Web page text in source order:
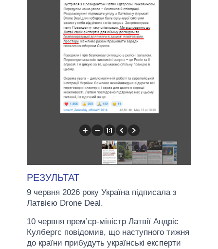
РЕЗУЛЬТАТ
9 червня 2026 року Україна підписала з
Латвією Drone Deal.
10 червня прем’єр-міністр Латвії Андріс
Кулбергс повідомив, що наступного тижня
до країни прибудуть українські експерти